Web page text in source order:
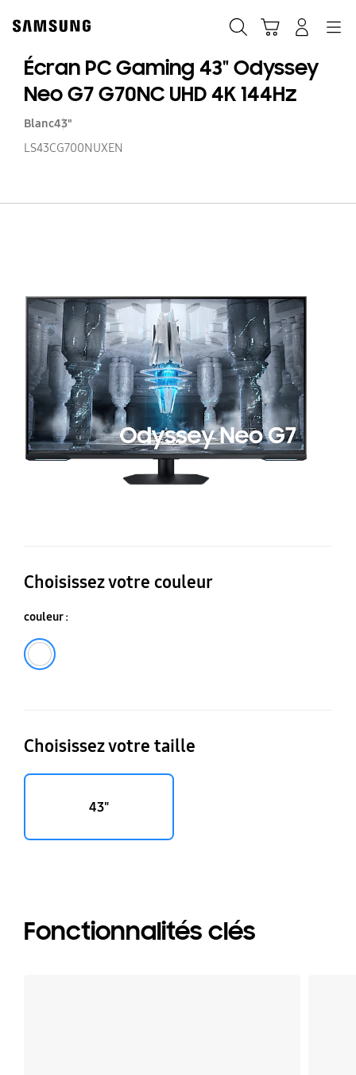
content
Écran PC Gaming 43" Odyssey
Neo G7 G70NC UHD 4K 144Hz
Blanc43"
LS43CG700NUXEN
Choisissez votre couleur
couleur :
Choisissez votre taille
43"
Fonctionnalités clés